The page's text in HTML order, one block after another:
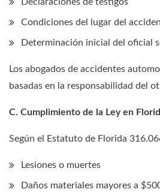
Declaraciones de testigos
Condiciones del lugar del
Determinación inicial del oficial
Los abogados de accidentes
basadas en la responsabilidad del
C. Cumplimiento de la Ley en
Según el Estatuto de Florida
Lesiones o muertes
Daños materiales mayores a